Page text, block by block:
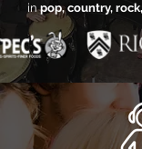
inpop, country,